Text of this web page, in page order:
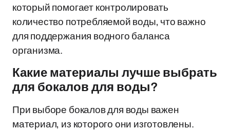
который помогает контролировать
количество потребляемой воды, что важно
для поддержания водного баланса
организма.
Какие материалы лучше выбрать
для бокалов для воды?
При выборе бокалов для воды важен
материал, из которого они изготовлены.